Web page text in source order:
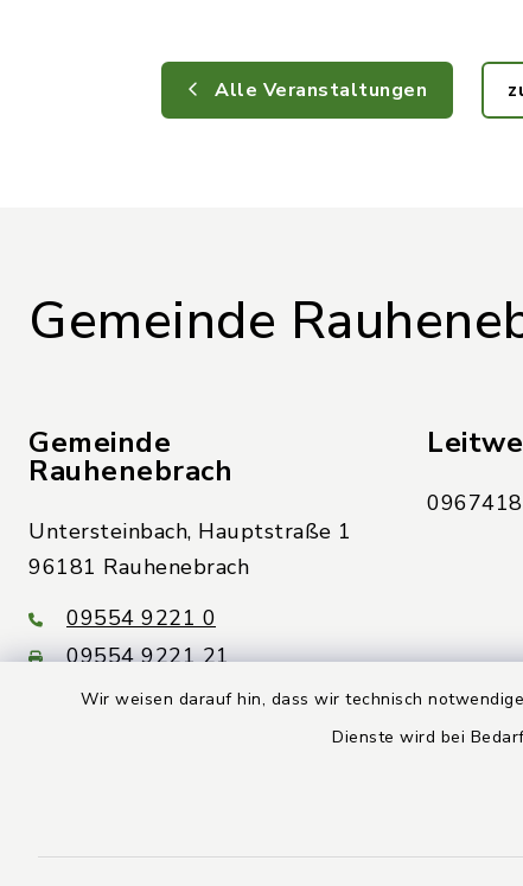
Wir weisen darauf hin, dass wir technisch
Dienste wird bei
Alle Veranstaltungen
Gemeinde
Gemeinde
Rauhenebrach
Untersteinbach, Hauptstraße 1
96181 Rauhenebrach
09554 9221 0
09554 9221 21
gemeinde@rauhenebrach.de